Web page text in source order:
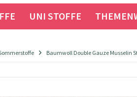
UNI STOFFE
Baumwoll Double Gauze Musselin